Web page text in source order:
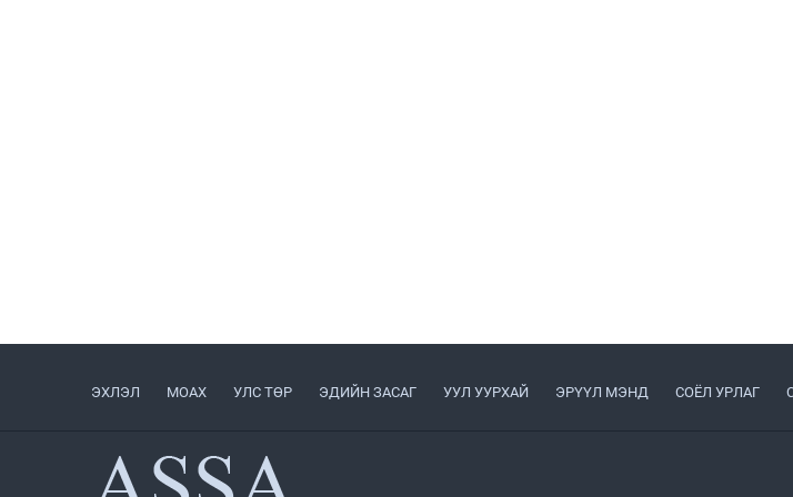
ЭХЛЭЛ МОАХ УЛС ТӨР ЭДИЙН ЗАСАГ УУЛ УУРХАЙ ЭРҮҮЛ МЭНД СОЁЛ УРЛАГ